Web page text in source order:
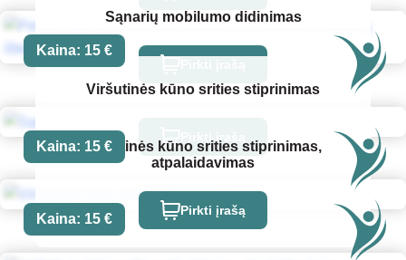
Kaina: 15 €
Kaina: 15 €
Sąnarių mobilumo didinimas
Kaina: 15 €
Viršutinės kūno srities stiprinimas
Pirkti įrašą
Viršūtinės kūno srities stiprinimas,
atpalaidavimas
Pirkti įrašą